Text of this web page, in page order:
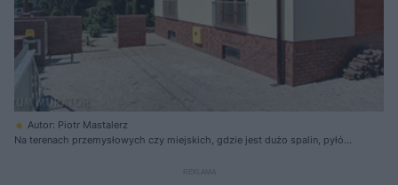
Autor: Piotr Mastalerz
Na terenach przemysłowych czy miejskich, gdzie jest dużo spalin, pyłów
więc wyprawa tynkarska szybko się brudzi. Warto wtedy stosować tynki